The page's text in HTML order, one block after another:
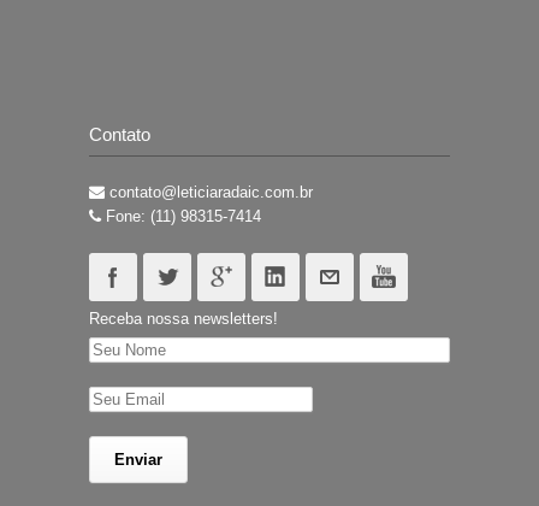
Contato
contato@leticiaradaic.com.br
Fone: (11) 98315-7414
Receba nossa newsletters!